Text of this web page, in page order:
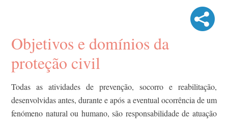
Objetivos e domínios da
proteção civil
Todas as atividades de prevenção, socorro e reabilitação,
desenvolvidas antes, durante e após a eventual ocorrência de um
fenómeno natural ou humano, são responsabilidade de atuação